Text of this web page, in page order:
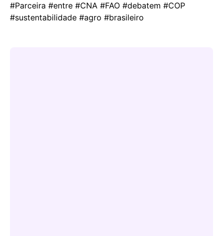
#Parceira #entre #CNA #FAO #debatem #COP
#sustentabilidade #agro #brasileiro